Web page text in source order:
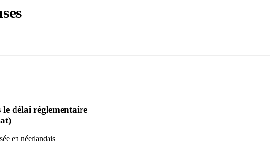
délai réglementaire
en néerlandais